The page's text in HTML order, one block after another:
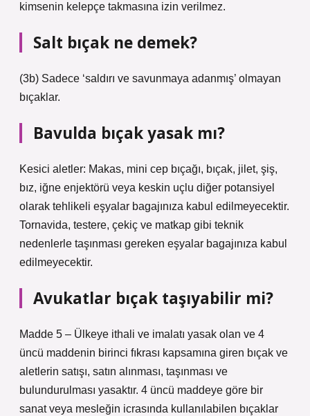
kimsenin kelepçe takmasına izin verilmez.
Salt bıçak ne demek?
(3b) Sadece ‘saldırı ve savunmaya adanmış’ olmayan
bıçaklar.
Bavulda bıçak yasak mı?
Kesici aletler: Makas, mini cep bıçağı, bıçak, jilet, şiş,
bız, iğne enjektörü veya keskin uçlu diğer potansiyel
olarak tehlikeli eşyalar bagajınıza kabul edilmeyecektir.
Tornavida, testere, çekiç ve matkap gibi teknik
nedenlerle taşınması gereken eşyalar bagajınıza kabul
edilmeyecektir.
Avukatlar bıçak taşıyabilir mi?
Madde 5 – Ülkeye ithali ve imalatı yasak olan ve 4
üncü maddenin birinci fıkrası kapsamına giren bıçak ve
aletlerin satışı, satın alınması, taşınması ve
bulundurulması yasaktır. 4 üncü maddeye göre bir
sanat veya mesleğin icrasında kullanılabilen bıçaklar